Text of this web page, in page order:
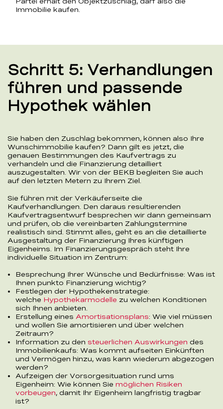
Immobilie kaufen.
Schritt 5: Verhandlungen
führen und passende
Hypothek wählen
Sie haben den Zuschlag bekommen, können also Ihre
Wunschimmobilie kaufen? Dann gilt es jetzt, die
genauen Bestimmungen des Kaufvertrags zu
verhandeln und die Finanzierung detailliert
auszugestalten. Wir von der BEKB begleiten Sie auch
auf den letzten Metern zu Ihrem Ziel.
Sie führen mit der Verkäuferseite die
Kaufverhandlungen. Den daraus resultierenden
Kaufvertragsentwurf besprechen wir dann gemeinsam
und prüfen, ob die vereinbarten Zahlungstermine
realistisch sind. Stimmt alles, geht es an die detaillierte
Ausgestaltung der Finanzierung Ihres künftigen
Eigenheims. Im Finanzierungsgespräch steht Ihre
individuelle Situation im Zentrum:
Besprechung Ihrer Wünsche und Bedürfnisse: Was ist
Ihnen punkto Finanzierung wichtig?
Festlegen der Hypothekenstrategie:
welche Hypothekarmodelle zu welchen Konditionen
sich Ihnen anbieten.
Erstellung eines Amortisationsplans: Wie viel müssen
und wollen Sie amortisieren und über welchen
Zeitraum?
Information zu den steuerlichen Auswirkungen des
Immobilienkaufs: Was kommt aufseiten Einkünften
und Vermögen hinzu, was kann wiederum abgezogen
werden?
Aufzeigen der Vorsorgesituation rund ums
Eigenheim: Wie können Sie möglichen Risiken
vorbeugen, damit Ihr Eigenheim langfristig tragbar
ist?